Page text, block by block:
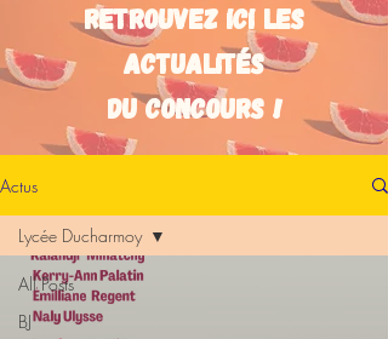
Concours de films sur mobile à
destination des lycéens de l'archipel de la
Guadeloupe et des Îles du Nord
Retrouvez ici les
actualités
du concours !
Actus
All Posts
BJ
Lycée Ducharmoy